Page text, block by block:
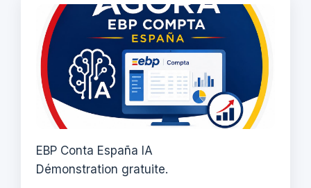
EBP Conta España IA
Démonstration gratuite.